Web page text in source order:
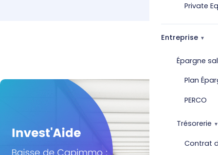
Private
Entreprise
Épargne
Plan
PERCO
Trésorerie
Contrat